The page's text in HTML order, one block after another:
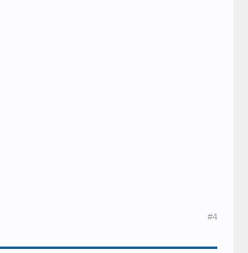
#4